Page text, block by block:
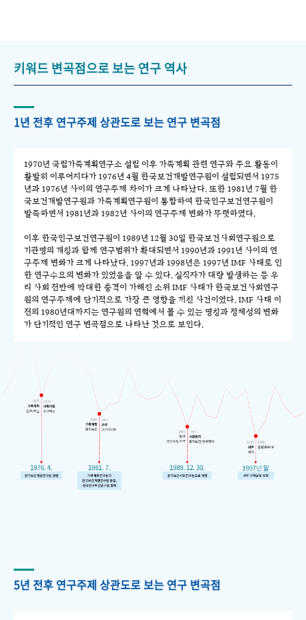
키워드 변곡점으로 보는 연구 역사
1년 전후 연구주제 상관도로 보는 연구 변곡점
1970년 국립가족계획연구소 설립 이후 가족계획 관련 연구와 주요 활동이
활발히 이루어지다가 1976년 4월 한국보건개발연구원이 설립되면서 1975
년과 1976년 사이의 연구주제 차이가 크게 나타났다. 또한 1981년 7월 한
국보건개발연구원과 가족계획연구원이 통합하여 한국인구보건연구원이
발족하면서 1981년과 1982년 사이의 연구주제 변화가 뚜렷하였다.
이후 한국인구보건연구원이 1989년 12월 30일 한국보건사회연구원으로
기관명의 개칭과 함께 연구범위가 확대되면서 1990년과 1991년 사이의 연
구주제 변화가 크게 나타났다. 1997년과 1998년은 1997년 IMF 사태로 인
한 연구수요의 변화가 있었음을 알 수 있다. 실직자가 대량 발생하는 등 우
리 사회 전반에 막대한 충격이 가해진 소위 IMF 사태가 한국보건사회연구
원의 연구주제에 단기적으로 가장 큰 영향을 끼친 사건이었다. IMF 사태 이
전의 1980년대까지는 연구원의 연혁에서 볼 수 있는 명칭과 정체성의 변화
가 단기적인 연구 변곡점으로 나타난 것으로 보인다.
5년 전후 연구주제 상관도로 보는 연구 변곡점